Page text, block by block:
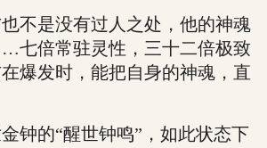
是没有过人之处，他的神魂
七倍常驻灵性，三十二倍极致
爆发时，能把自身的神魂，直
的“醒世钟鸣”，如此状态下